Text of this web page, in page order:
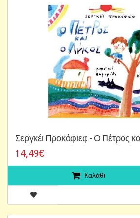
Σεργκέι Προκόφιεφ - Ο Πέτρος
14,49€
Καλάθι